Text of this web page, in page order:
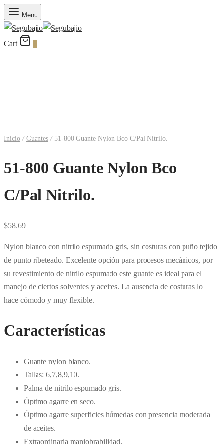
Menu
Cart
Inicio / Guantes /51-800 Guante Nylon Bco C/Pal Nitrilo.
51-800 Guante Nylon Bco
C/Pal Nitrilo.
$58.69
Nylon blanco con nitrilo espumado gris, sin costuras con puño tejido
de punto ribeteado. Excelente opción para procesos mecánicos, por
su revestimiento de nitrilo espumado este guante es ideal para el
manejo de ciertos solventes y aceites. La ausencia de costuras lo
hace cómodo y muy flexible.
Características
Guante nylon blanco.
Tallas: 6,7,8,9,10.
Palma de nitrilo espumado gris.
Óptimo agarre en seco.
Óptimo agarre superficies húmedas con presencia moderada
de aceites.
Extraordinaria maniobrabilidad.